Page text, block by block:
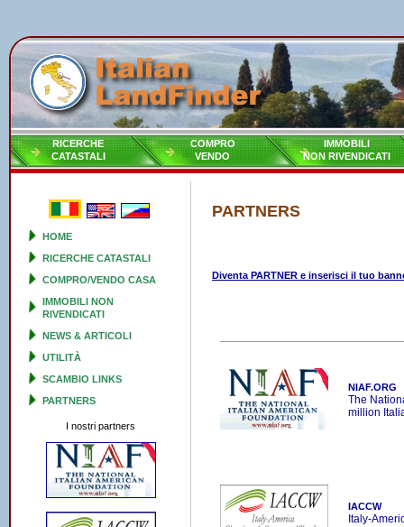
RICERCHE
CATASTALI
COMPRO
VENDO
IMMOBILI
NON RIVENDICATI
HOME
RICERCHE CATASTALI
COMPRO/VENDO CASA
IMMOBILI NON
RIVENDICATI
NEWS & ARTICOLI
UTILITÀ
SCAMBIO LINKS
PARTNERS
I nostri partners
PARTNERS
Diventa PARTNER e inserisci il tuo
NIAF.ORG
The
million
IACCW
Italy-